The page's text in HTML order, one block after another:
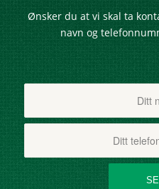
Ønsker du at vi skal ta
navn og